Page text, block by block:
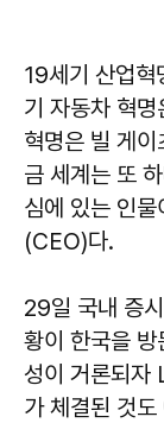
19세기 산업혁
기 자동차 혁
혁명은 빌 게이
금 세계는 또
심에 있는 인
(CEO)다.
29일 국내 증
황이 한국을
성이 거론되자
가 체결된 것